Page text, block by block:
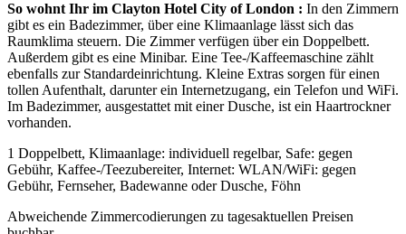
So wohnt Ihr im Clayton Hotel City of London : In den Zimmern
gibt es ein Badezimmer, über eine Klimaanlage lässt sich das
Raumklima steuern. Die Zimmer verfügen über ein Doppelbett.
Außerdem gibt es eine Minibar. Eine Tee-/Kaffeemaschine zählt
ebenfalls zur Standardeinrichtung. Kleine Extras sorgen für einen
tollen Aufenthalt, darunter ein Internetzugang, ein Telefon und WiFi.
Im Badezimmer, ausgestattet mit einer Dusche, ist ein Haartrockner
vorhanden.
1 Doppelbett, Klimaanlage: individuell regelbar, Safe: gegen
Gebühr, Kaffee-/Teezubereiter, Internet: WLAN/WiFi: gegen
Gebühr, Fernseher, Badewanne oder Dusche, Föhn
Abweichende Zimmercodierungen zu tagesaktuellen Preisen